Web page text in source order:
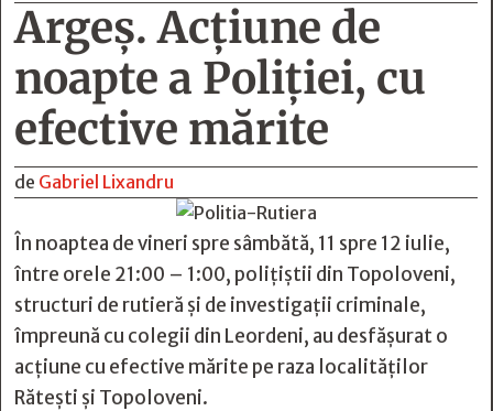
Argeș. Acțiune de
noapte a Poliției, cu
efective mărite
de Gabriel Lixandru
În noaptea de vineri spre sâmbătă, 11 spre 12 iulie,
între orele 21:00 – 1:00, polițiștii din Topoloveni,
structuri de rutieră și de investigații criminale,
împreună cu colegii din Leordeni, au desfășurat o
acțiune cu efective mărite pe raza localităților
Rătești și Topoloveni.